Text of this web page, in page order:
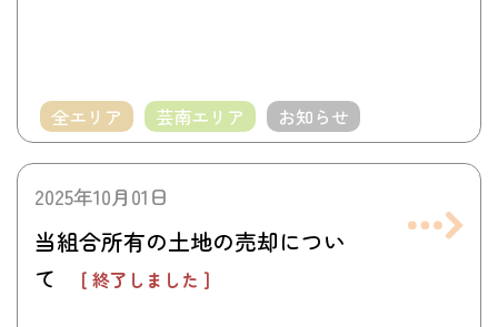
全エリア 芸南エリア お知らせ
2025年10月01日
当組合所有の土地の売却につい
て
[ 終了しました ]